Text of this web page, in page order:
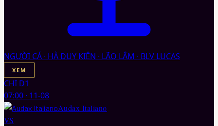
NGƯỜI CÁ · HÀ DUY KIÊN · LÃO LÂM · BLV LUCAS
XEM
CHI D1
07:00 · 11-08
Audax Italiano
VS